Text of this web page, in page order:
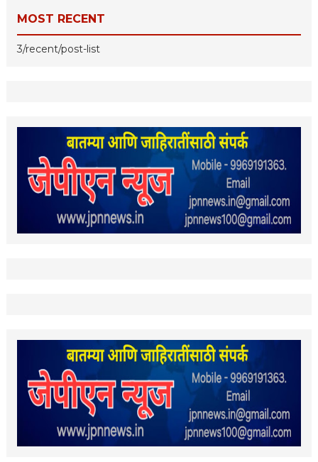
MOST RECENT
3/recent/post-list